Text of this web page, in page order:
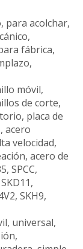
para acolchar,
fábrica,
móvil,
de corte,
placa de
acero
velocidad,
acero de
SPCC,
SKH9,
universal,